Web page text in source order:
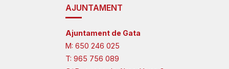
AJUNTAMENT
Ajuntament de Gata
M: 650 246 025
T: 965 756 089